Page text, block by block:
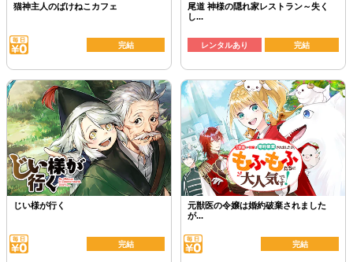
猫神主人のばけねこカフェ
完結
尾道 神様の隠れ家レストラン～失く
し...
レンタルあり 完結
じい様が行く
完結
元獣医の令嬢は婚約破棄されました
が...
完結